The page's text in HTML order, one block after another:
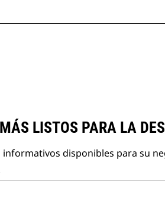
LISTOS PARA LA
disponibles para su